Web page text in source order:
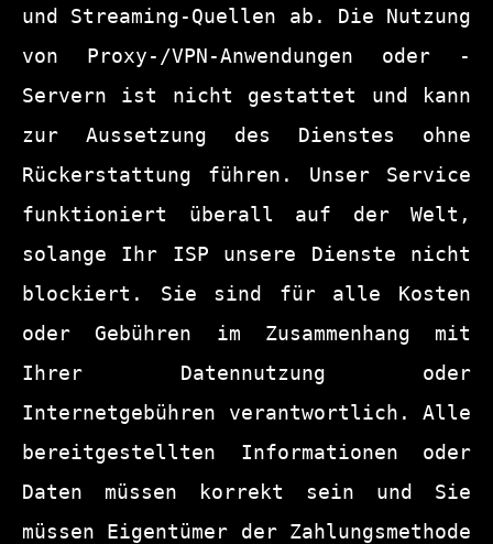
und Streaming-Quellen ab. Die Nutzung
von Proxy-/VPN-Anwendungen oder -
Servern ist nicht gestattet und kann
zur Aussetzung des Dienstes ohne
Rückerstattung führen. Unser Service
funktioniert überall auf der Welt,
solange Ihr ISP unsere Dienste nicht
blockiert. Sie sind für alle Kosten
oder Gebühren im Zusammenhang mit
Ihrer Datennutzung oder
Internetgebühren verantwortlich. Alle
bereitgestellten Informationen oder
Daten müssen korrekt sein und Sie
müssen Eigentümer der Zahlungsmethode